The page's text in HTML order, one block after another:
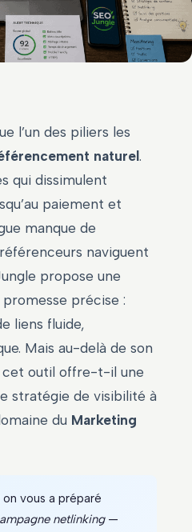
l’un des piliers les
naturel .
qui dissimulent
paiement et
manque de
naviguent
propose une
précise :
liens fluide,
Mais au-delà de son
cet outil offre-t-il une
stratégie de visibilité à
du Marketing
on vous a préparé
netlinking—